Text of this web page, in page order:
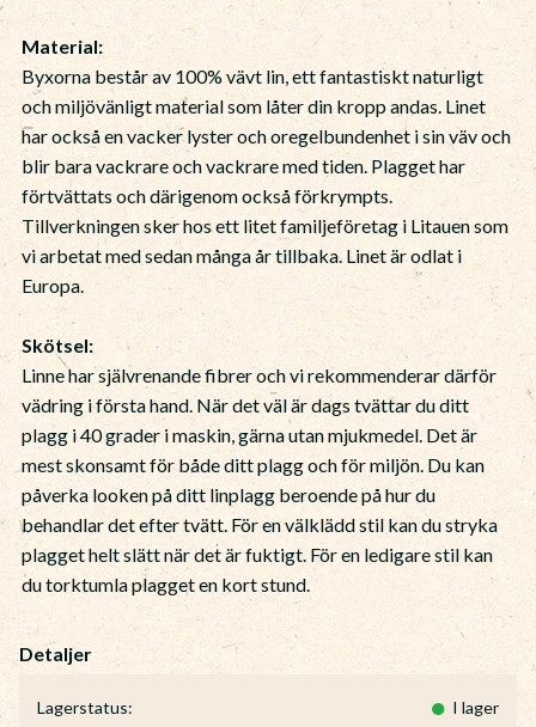
Lagerstatus
I lager
Material:
Byxorna består av 100% vävt lin, ett fantastiskt naturligt
och miljövänligt material som låter din kropp andas. Linet
har också en vacker lyster och oregelbundenhet i sin väv och
blir bara vackrare och vackrare med tiden. Plagget har
förtvättats och därigenom också förkrympts.
Tillverkningen sker hos ett litet familjeföretag i Litauen som
vi arbetat med sedan många år tillbaka. Linet är odlat i
Europa.
Skötsel:
Linne har självrenande fibrer och vi rekommenderar därför
vädring i första hand. När det väl är dags tvättar du ditt
plagg i 40 grader i maskin, gärna utan mjukmedel. Det är
mest skonsamt för både ditt plagg och för miljön. Du kan
påverka looken på ditt linplagg beroende på hur du
behandlar det efter tvätt. För en välklädd stil kan du stryka
plagget helt slätt när det är fuktigt. För en ledigare stil kan
du torktumla plagget en kort stund.